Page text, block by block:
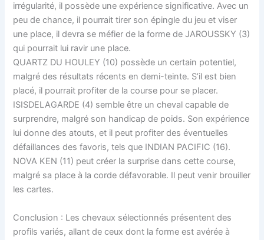
irrégularité, il possède une expérience significative. Avec un
peu de chance, il pourrait tirer son épingle du jeu et viser
une place, il devra se méfier de la forme de JAROUSSKY (3)
qui pourrait lui ravir une place.
QUARTZ DU HOULEY (10) possède un certain potentiel,
malgré des résultats récents en demi-teinte. S’il est bien
placé, il pourrait profiter de la course pour se placer.
ISISDELAGARDE (4) semble être un cheval capable de
surprendre, malgré son handicap de poids. Son expérience
lui donne des atouts, et il peut profiter des éventuelles
défaillances des favoris, tels que INDIAN PACIFIC (16).
NOVA KEN (11) peut créer la surprise dans cette course,
malgré sa place à la corde défavorable. Il peut venir brouiller
les cartes.
Conclusion : Les chevaux sélectionnés présentent des
profils variés, allant de ceux dont la forme est avérée à